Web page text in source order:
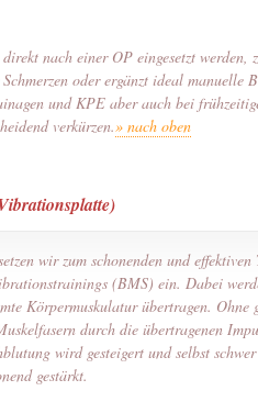
nach einer OP eingesetzt werden,
oder ergänzt ideal manuelle
und KPE aber auch bei
verkürzen.» nach oben
wir zum schonenden und
(BMS) ein. Dabei
Körpermuskulatur übertragen. Ohne
durch die übertragenen
wird gesteigert und selbst schwer
gestärkt.